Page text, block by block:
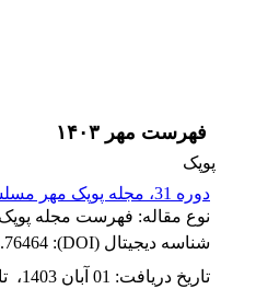
فهرست مهر ۱۴۰۳
پوپک
دوره 31، مجله پوپک مهر مسلسل۳۶۳ -سال ۱۴۰۳ - شماره پیاپی 363
نوع مقاله: فهرست مجله پوپک
شناسه دیجیتال (DOI):
تاریخ دریافت: 01 آبان 1403 ،